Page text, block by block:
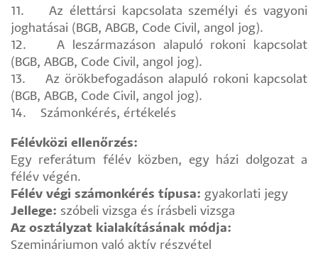
11. Az élettársi kapcsolata személyi és vagyoni
joghatásai (BGB, ABGB, Code Civil, angol jog).
12. A leszármazáson alapuló rokoni kapcsolat
(BGB, ABGB, Code Civil, angol jog).
13. Az örökbefogadáson alapuló rokoni kapcsolat
(BGB, ABGB, Code Civil, angol jog).
14. Számonkérés, értékelés
Félévközi ellenőrzés:
Egy referátum félév közben, egy házi dolgozat a
félév végén.
Félév végi számonkérés típusa: gyakorlati jegy
Jellege: szóbeli vizsga és írásbeli vizsga
Az osztályzat kialakításának módja:
Szemináriumon való aktív részvétel